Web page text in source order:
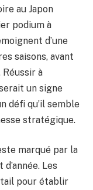
au Japon
podium à
d’une
saisons, avant
à
un signe
défi qu’il semble
stratégique.
marqué par la
Les
pour établir